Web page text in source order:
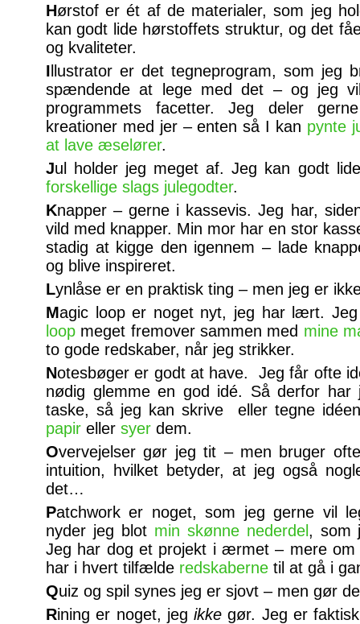
Hørstof er ét af de materialer, som jeg
kan godt lide hørstoffets struktur, og det
og kvaliteter.
Illustrator er det tegneprogram, som jeg
spændende at lege med det – og jeg
programmets facetter. Jeg deler
kreationer med jer – enten så I kan pynte
at lave æselører.
Jul holder jeg meget af. Jeg kan godt
forskellige slags julegodter.
Knapper – gerne i kassevis. Jeg har,
vild med knapper. Min mor har en stor
stadig at kigge den igennem – lade
og blive inspireret.
Lynlåse er en praktisk ting – men jeg er
Magic loop er noget nyt, jeg har lært.
loop meget fremover sammen med mine
to gode redskaber, når jeg strikker.
Notesbøger er godt at have. Jeg får ofte
nødig glemme en god idé. Så derfor
taske, så jeg kan skrive eller tegne
papir eller syer dem.
Overvejelser gør jeg tit – men bruger
intuition, hvilket betyder, at jeg også
det…
Patchwork er noget, som jeg gerne vil
nyder jeg blot min skønne nederdel, som
Jeg har dog et projekt i ærmet – mere
har i hvert tilfælde redskaberne til at gå i
Quiz og spil synes jeg er sjovt – men gør
Rining er noget, jegikkegør. Jeg er